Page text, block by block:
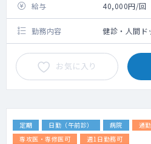
給与 40,000円/回
勤務内容 健診・人間ド
お気に入り
定期 日勤（午前診） 病院 通
専攻医・専修医可
週1日勤務可